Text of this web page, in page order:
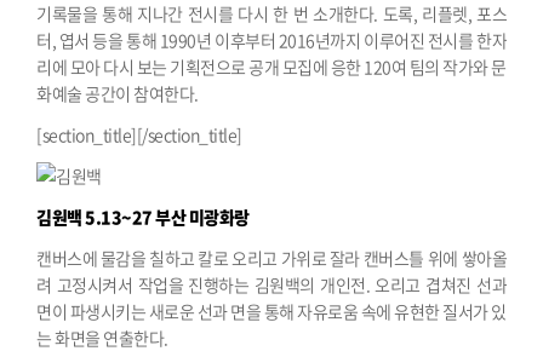
기록물을 통해 지나간 전시를 다시 한 번 소개한다. 도록, 리플렛, 포스
터, 엽서 등을 통해 1990년 이후부터 2016년까지 이루어진 전시를 한자
리에 모아 다시 보는 기획전으로 공개 모집에 응한 120여 팀의 작가와 문
화예술 공간이 참여한다.
[section_title][/section_title]
김원백5.13~27 부산 미광화랑
캔버스에 물감을 칠하고 칼로 오리고 가위로 잘라 캔버스틀 위에 쌓아올
려 고정시켜서 작업을 진행하는 김원백의 개인전. 오리고 겹쳐진 선과
면이 파생시키는 새로운 선과 면을 통해 자유로움 속에 유현한 질서가 있
는 화면을 연출한다.